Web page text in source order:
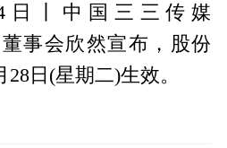
日丨中国三三传媒
董事会欣然宣布，股份
日(星期二)生效。